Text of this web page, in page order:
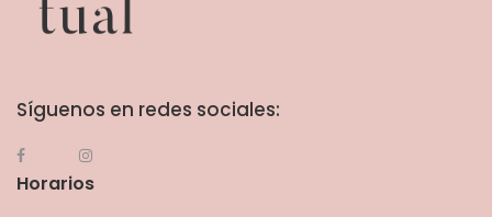
Síguenos en redes sociales:
Horarios